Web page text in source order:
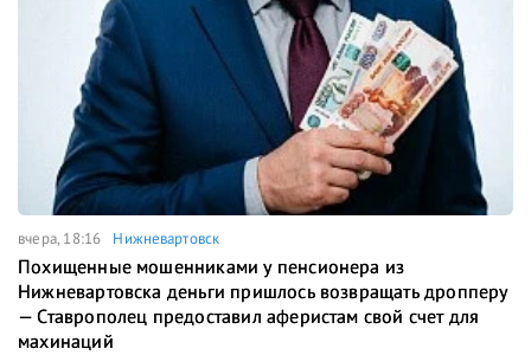
вчера, 18:16 Нижневартовск
Похищенные мошенниками у пенсионера из
Нижневартовска деньги пришлось возвращать дропперу
— Ставрополец предоставил аферистам свой счет для
махинаций